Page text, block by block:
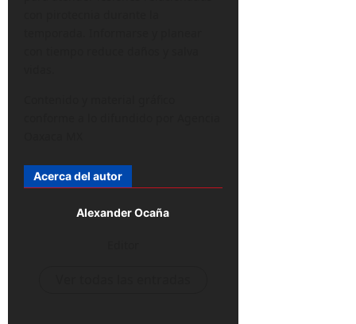
Acerca del autor
Alexander Ocaña